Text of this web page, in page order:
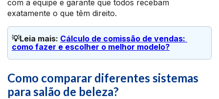
com a equipe e garante que todos recebam
exatamente o que têm direito.
💡Leia mais: Cálculo de comissão de vendas:
como fazer e escolher o melhor modelo?
Como comparar diferentes sistemas
para salão de beleza?